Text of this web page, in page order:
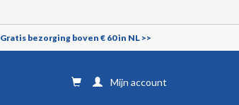
Gratis bezorging boven € 60 in NL >>
Mijn account